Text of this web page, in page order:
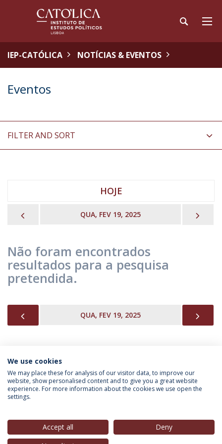
IEP-CATÓLICA NOTÍCIAS & EVENTOS
Eventos
FILTER AND SORT
HOJE
QUA, FEV 19, 2025
Não foram encontrados
resultados para a pesquisa
pretendida.
QUA, FEV 19, 2025
INFORMAÇÃO PARA
We use cookies
We may place these for analysis of our visitor data, to improve our
website, show personalised content and to give you a great website
experience. For more information about the cookies we use open the
settings.
Accept all
Deny